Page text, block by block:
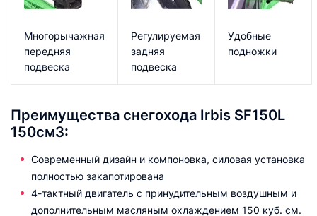
Многорычажная
передняя
подвеска
Регулируемая
задняя
подвеска
Удобные
подножки
Преимущества снегохода Irbis SF150L
150см3:
Современный дизайн и компоновка, силовая установка
полностью закапотирована
4-тактный двигатель с принудительным воздушным и
дополнительным масляным охлаждением 150 куб. см.